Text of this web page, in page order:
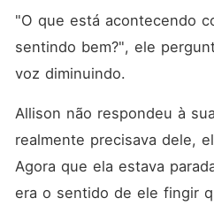
"O que está acontecendo
sentindo bem?", ele
voz diminuindo.
Allison não respondeu à
realmente precisava dele,
Agora que ela estava
era o sentido de ele fingir